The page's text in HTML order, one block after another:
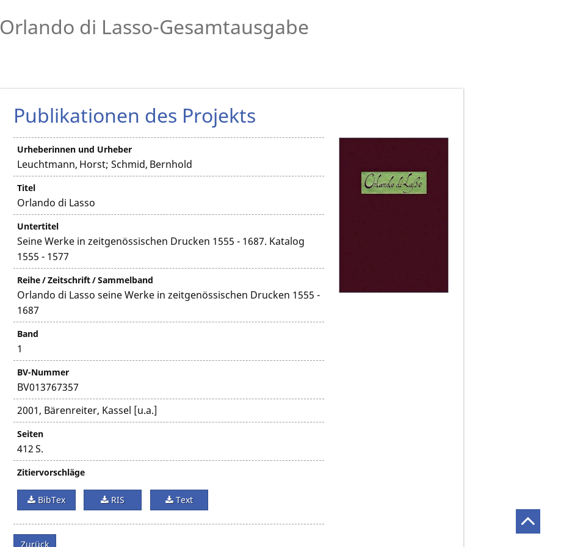
Orlando di Lasso-Gesamtausgabe
Publikationen des Projekts
Urheberinnen und Urheber
Leuchtmann, Horst; Schmid, Bernhold
Titel
Orlando di Lasso
Untertitel
Seine Werke in zeitgenössischen Drucken 1555 - 1687. Katalog
1555 - 1577
Reihe / Zeitschrift / Sammelband
Orlando di Lasso seine Werke in zeitgenössischen Drucken 1555 -
1687
Band
1
BV-Nummer
BV013767357
2001, Bärenreiter, Kassel [u.a.]
Seiten
412 S.
Zitiervorschläge
BibTex RIS Text
Zurück